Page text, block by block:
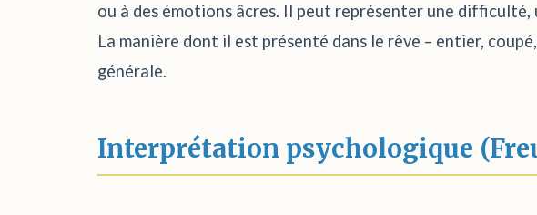
ou à des émotions âcres. Il peut représenter une
La manière dont il est présenté dans le rêve – entier,
générale.
Interprétation psychologique